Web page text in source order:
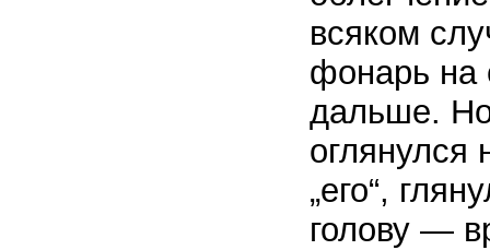
всяком
фонарь на
дальше. Но
оглянулся
„его“,
голову —